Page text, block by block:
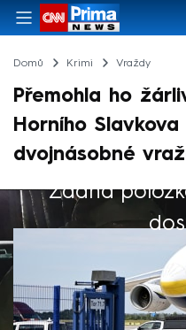
Domů Krimi Vraždy
Přemohla ho
Horního
dvojnásobné
Žádná
Výběr redakce